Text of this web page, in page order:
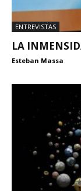
ENTREVISTAS
LA
Esteban Massa